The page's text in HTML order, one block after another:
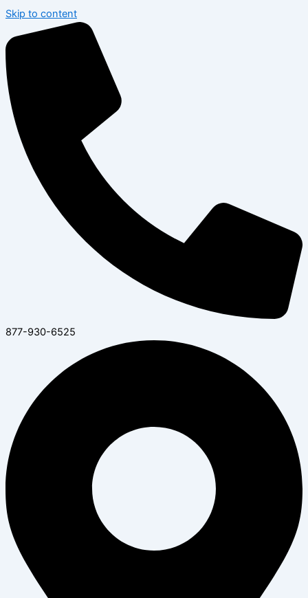
Skip to content
877-930-6525